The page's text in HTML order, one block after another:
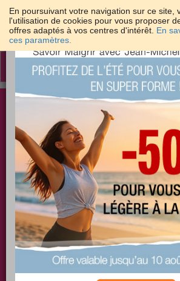
En poursuivant votre navigation sur ce site,
l'utilisation de cookies pour vous proposer
offres adaptés à vos centres d'intérêt. En
ces paramètres.
Toggle
Les meilleures solutions pour
dans sa peau
PLUS
EFFICACE
PLUS
SANTÉ